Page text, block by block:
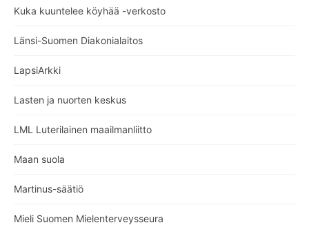
Kuka kuuntelee köyhää -verkosto
Länsi-Suomen Diakonialaitos
LapsiArkki
Lasten ja nuorten keskus
LML Luterilainen maailmanliitto
Maan suola
Martinus-säätiö
Mieli Suomen Mielenterveysseura